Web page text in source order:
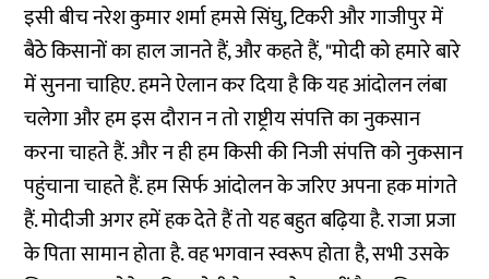
इसी बीच नरेश कुमार शर्मा हमसे सिंघु, टिकरी और गाजीपुर में
बैठे किसानों का हाल जानते हैं, और कहते हैं, "मोदी को हमारे बारे
में सुनना चाहिए. हमने ऐलान कर दिया है कि यह आंदोलन लंबा
चलेगा और हम इस दौरान न तो राष्ट्रीय संपत्ति का नुकसान
करना चाहते हैं. और न ही हम किसी की निजी संपत्ति को नुकसान
पहुंचाना चाहते हैं. हम सिर्फ आंदोलन के जरिए अपना हक मांगते
हैं. मोदीजी अगर हमें हक देते हैं तो यह बहुत बढ़िया है. राजा प्रजा
के पिता सामान होता है. वह भगवान स्वरूप होता है, सभी उसके